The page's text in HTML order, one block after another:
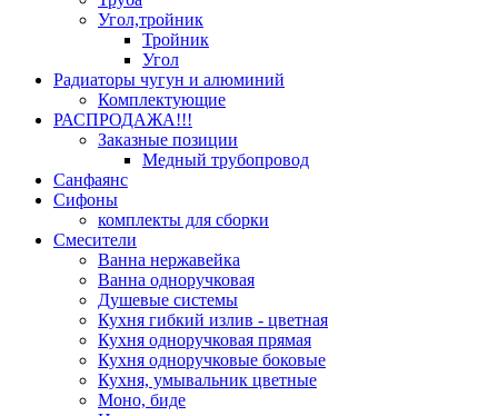
Угол,тройник
Тройник
Угол
Радиаторы чугун и алюминий
Комплектующие
РАСПРОДАЖА!!!
Заказные позиции
Медный трубопровод
Санфаянс
Сифоны
комплекты для сборки
Смесители
Ванна нержавейка
Ванна одноручковая
Душевые системы
Кухня гибкий излив - цветная
Кухня одноручковая прямая
Кухня одноручковые боковые
Кухня, умывальник цветные
Моно, биде